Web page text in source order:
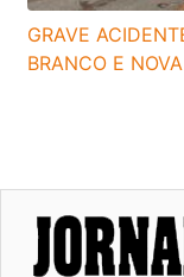
GRAVE
BRANCO E